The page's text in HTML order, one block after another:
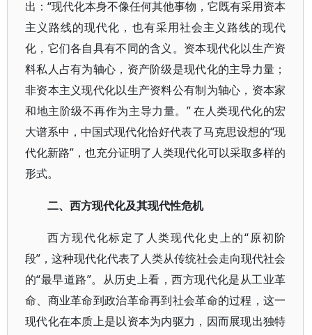
出：“现代化本身不像任何其他事物，它既有采用资本
主义路线的现代化，也有采用社会主义路线的现代
化，它们各自具有不同的含义。资本现代化以生产资
料私人占有为轴心，资产阶级是现代化的主导力量；
非资本主义现代化以生产资料公有制为轴心，资本家
和地主阶级不再作为主导力量。” 在人类现代化的宏
大谱系中，中国式现代化恰好代表了马克思设想的“现
代化新路”，也充分证明了人类现代化可以采取多样的
形式。
二、西方现代化及其现代性危机
西方现代化标定了人类现代化史上的“原初阶
段”，这种现代化代表了人类从传统社会走向现代社会
的“最早道路”。从历史上看，西方现代化是从工业革
命、商业革命到政治革命再到社会革命的过程，这一
现代化在本质上是以资本为内驱力，因而展现出独特